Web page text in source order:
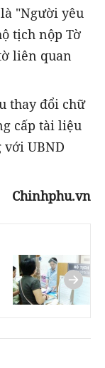
"Người yêu
tịch nộp Tờ
liên quan
thay đổi chữ
cấp tài liệu
UBND
Chinhphu.vn